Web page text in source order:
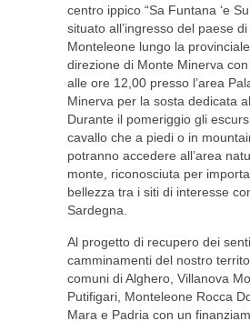
centro ippico “Sa Funtana ‘e Su
situato all’ingresso del paese
Monteleone lungo la
direzione di Monte Minerva
alle ore 12,00 presso l’area
Minerva per la sosta dedicata
Durante il pomeriggio gli
cavallo che a piedi o in
potranno accedere all’area
monte, riconosciuta per
bellezza tra i siti di interesse
Sardegna.
Al progetto di recupero dei
camminamenti del nostro
comuni di Alghero, Villanova
Putifigari, Monteleone Rocca
Mara e Padria con un